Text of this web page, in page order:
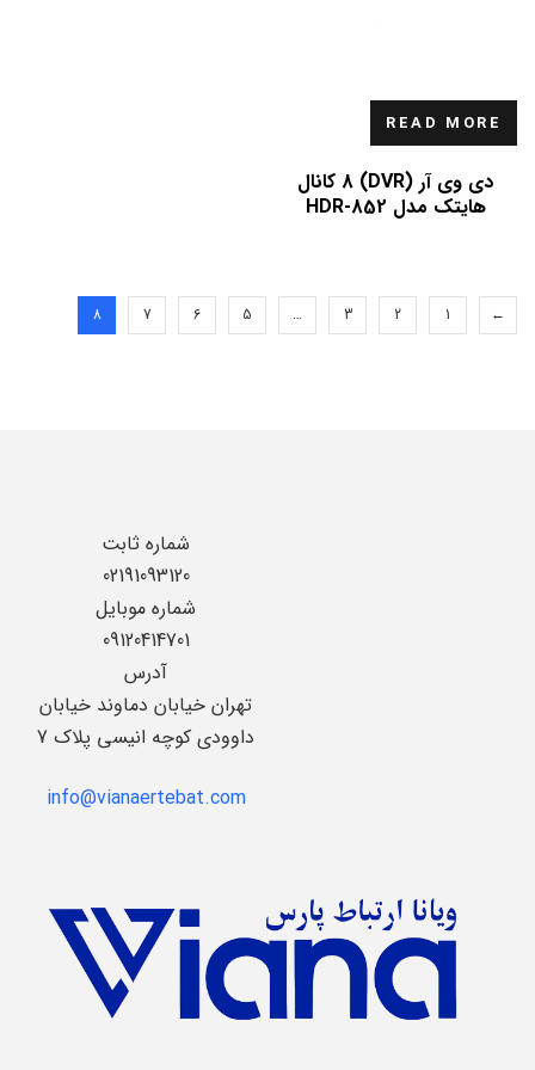
READ MORE
دی وی آر (DVR) 8 کانال
هایتک مدل HDR-852
←
1
2
3
…
5
6
7
8
شماره ثابت
02191093120
شماره موبایل
09120414701
آدرس
تهران خیابان دماوند خیابان
داوودی کوچه انیسی پلاک 7
info@vianaertebat.com